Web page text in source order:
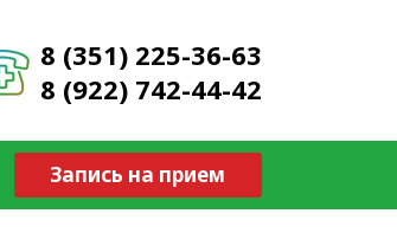
8 (351) 225-36-63
8 (922) 742-44-42
Запись на прием